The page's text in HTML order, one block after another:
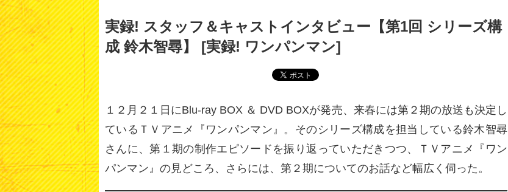
実録! スタッフ＆キャストインタビュー【第1回 シリーズ構
成 鈴木智尋】 [実録! ワンパンマン]
１２月２１日にBlu-ray BOX ＆ DVD BOXが発売、来春には第２期の放送も決定し
ているＴＶアニメ『ワンパンマン』。そのシリーズ構成を担当している鈴木智尋
さんに、第１期の制作エピソードを振り返っていただきつつ、ＴＶアニメ『ワン
パンマン』の見どころ、さらには、第２期についてのお話など幅広く伺った。